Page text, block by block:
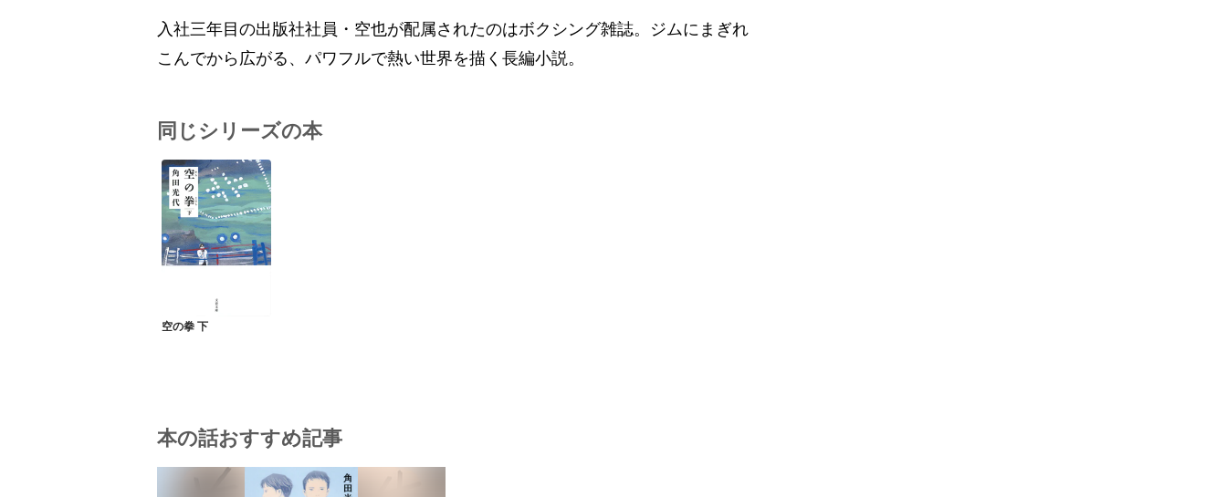
入社三年目の出版社社員・空也が配属されたのはボクシング雑誌。ジムにまぎれ
こんでから広がる、パワフルで熱い世界を描く長編小説。
同じシリーズの本
空の拳 下
本の話おすすめ記事